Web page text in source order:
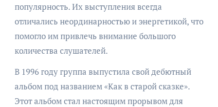
популярность. Их выступления всегда
отличались неординарностью и энергетикой, что
помогло им привлечь внимание большого
количества слушателей.
В 1996 году группа выпустила свой дебютный
альбом под названием «Как в старой сказке».
Этот альбом стал настоящим прорывом для